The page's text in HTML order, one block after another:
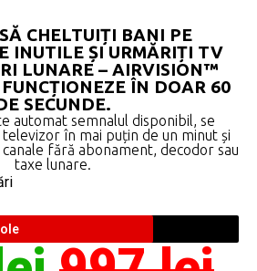
CHELTUIȚI BANI PE
INUTILE ȘI URMĂRIȚI TV
LUNARE – AIRVISION™
FUNCȚIONEZE ÎN DOAR 60
SECUNDE.
automat semnalul disponibil, se
în mai puțin de un minut și
fără abonament, decodor sau
taxe lunare.